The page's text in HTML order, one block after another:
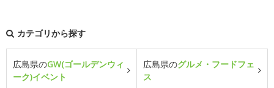
カテゴリから探す
広島県のGW(ゴールデンウィ
ーク)イベント
広島県のグルメ・フードフェ
ス